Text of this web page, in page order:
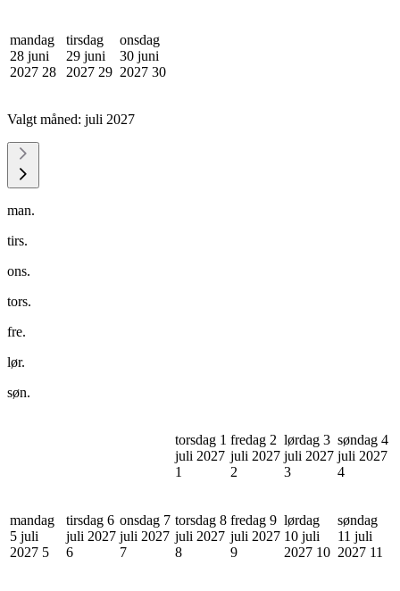
mandag
28 juni
2027 28
tirsdag
29 juni
2027 29
onsdag
30 juni
2027 30
Valgt måned: juli 2027
man.
tirs.
ons.
tors.
fre.
lør.
søn.
torsdag 1
juli 2027
1
fredag 2
juli 2027
2
lørdag 3
juli 2027
3
søndag 4
juli 2027
4
mandag
5 juli
2027 5
tirsdag 6
juli 2027
6
onsdag 7
juli 2027
7
torsdag 8
juli 2027
8
fredag 9
juli 2027
9
lørdag
10 juli
2027 10
søndag
11 juli
2027 11